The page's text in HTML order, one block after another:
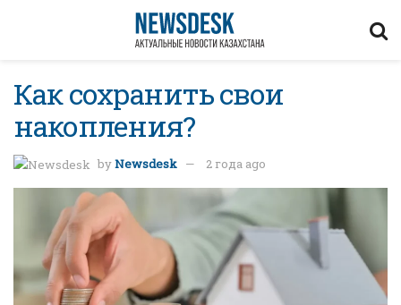
Как сохранить свои
накопления?
byNewsdesk 2 года ago